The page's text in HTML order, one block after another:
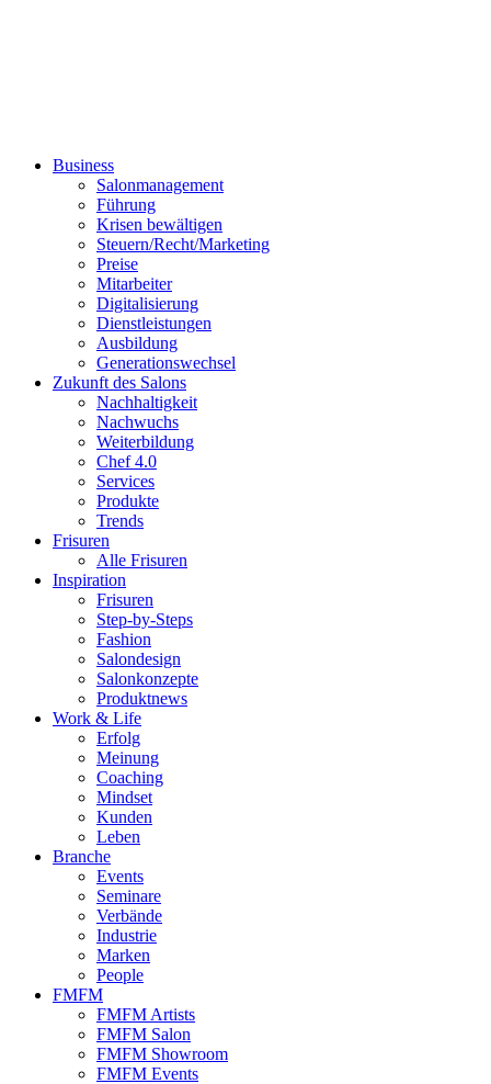
Business
Salonmanagement
Führung
Krisen bewältigen
Steuern/Recht/Marketing
Preise
Mitarbeiter
Digitalisierung
Dienstleistungen
Ausbildung
Generationswechsel
Zukunft des Salons
Nachhaltigkeit
Nachwuchs
Weiterbildung
Chef 4.0
Services
Produkte
Trends
Frisuren
Alle Frisuren
Inspiration
Frisuren
Step-by-Steps
Fashion
Salondesign
Salonkonzepte
Produktnews
Work & Life
Erfolg
Meinung
Coaching
Mindset
Kunden
Leben
Branche
Events
Seminare
Verbände
Industrie
Marken
People
FMFM
FMFM Artists
FMFM Salon
FMFM Showroom
FMFM Events